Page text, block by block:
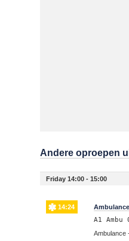
Andere oproepen
Friday 14:00 - 15:00
14:24
A1
Ambulance